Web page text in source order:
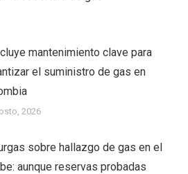
mantenimiento clave para
el suministro de gas en
2026
sobre hallazgo de gas en el
aunque reservas probadas